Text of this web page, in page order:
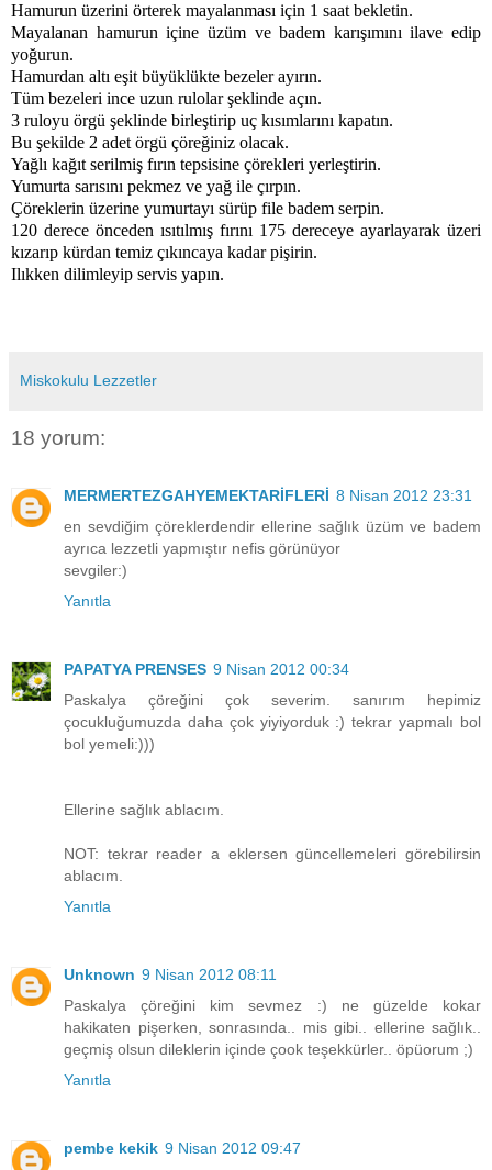
Hamurun üzerini örterek mayalanması için 1 saat bekletin.
Mayalanan hamurun içine üzüm ve badem karışımını ilave edip
yoğurun.
Hamurdan altı eşit büyüklükte bezeler ayırın.
Tüm bezeleri ince uzun rulolar şeklinde açın.
3 ruloyu örgü şeklinde birleştirip uç kısımlarını kapatın.
Bu şekilde 2 adet örgü çöreğiniz olacak.
Yağlı kağıt serilmiş fırın tepsisine çörekleri yerleştirin.
Yumurta sarısını pekmez ve yağ ile çırpın.
Çöreklerin üzerine yumurtayı sürüp file badem serpin.
120 derece önceden ısıtılmış fırını 175 dereceye ayarlayarak üzeri
kızarıp kürdan temiz çıkıncaya kadar pişirin.
Ilıkken dilimleyip servis yapın.
Miskokulu Lezzetler
18 yorum:
MERMERTEZGAHYEMEKTARİFLERİ 8 Nisan 2012 23:31
en sevdiğim çöreklerdendir ellerine sağlık üzüm ve badem
ayrıca lezzetli yapmıştır nefis görünüyor
sevgiler:)
Yanıtla
PAPATYA PRENSES 9 Nisan 2012 00:34
Paskalya çöreğini çok severim. sanırım hepimiz
çocukluğumuzda daha çok yiyiyorduk :) tekrar yapmalı bol
bol yemeli:)))
Ellerine sağlık ablacım.
NOT: tekrar reader a eklersen güncellemeleri görebilirsin
ablacım.
Yanıtla
Unknown 9 Nisan 2012 08:11
Paskalya çöreğini kim sevmez :) ne güzelde kokar
hakikaten pişerken, sonrasında.. mis gibi.. ellerine sağlık..
geçmiş olsun dileklerin içinde çook teşekkürler.. öpüorum ;)
Yanıtla
pembe kekik 9 Nisan 2012 09:47